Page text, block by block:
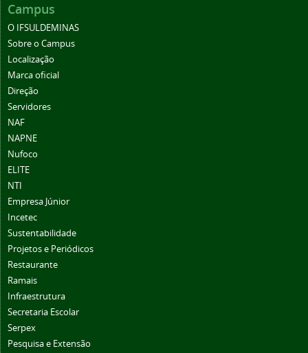
Campus
O IFSULDEMINAS
Sobre o Campus
Localização
Marca oficial
Direção
Servidores
NAF
NAPNE
Nufoco
ELITE
NTI
Empresa Júnior
Incetec
Sustentabilidade
Projetos e Periódicos
Restaurante
Ramais
Infraestrutura
Secretaria Escolar
Serpex
Pesquisa e Extensão